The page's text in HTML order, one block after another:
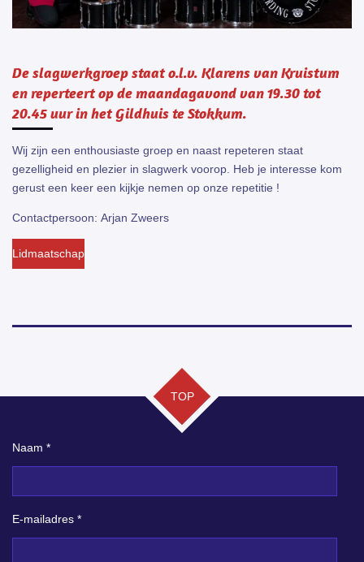
De slagwerkgroep staat o.l.v. Klarens van Kruistum
en reperteert op de maandagavond van 19.30 tot
20.45 uur in het Gildhuis te Stokkum.
Wij zijn een enthousiaste groep en naast repeteren staat
gezelligheid en plezier in slagwerk voorop. Heb je interesse kom
gerust een keer een kijkje nemen op onze repetitie !
Contactpersoon: Arjan Zweers
Lidmaatschap
TOP
Naam *
E-mailadres *